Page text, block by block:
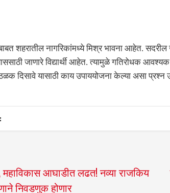
शहरातील नागरिकांमध्ये मिश्र भावना आहेत.
जाणारे विद्यार्थी आहेत. त्यामुळे गतिरोधक
दिसावे यासाठी काय उपाययोजना केल्या असा
महाविकास आघाडीत लढत! नव्या राजकिय
निवडणुक होणार